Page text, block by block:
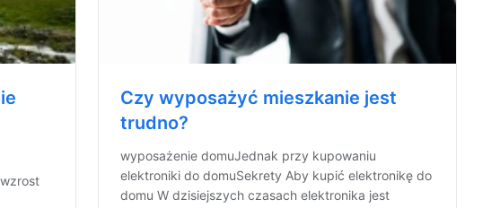
Czy wyposażyć mieszkanie jest
trudno?
wyposażenie domuJednak przy kupowaniu
elektroniki do domuSekrety Aby kupić elektronikę do
domu W dzisiejszych czasach elektronika jest